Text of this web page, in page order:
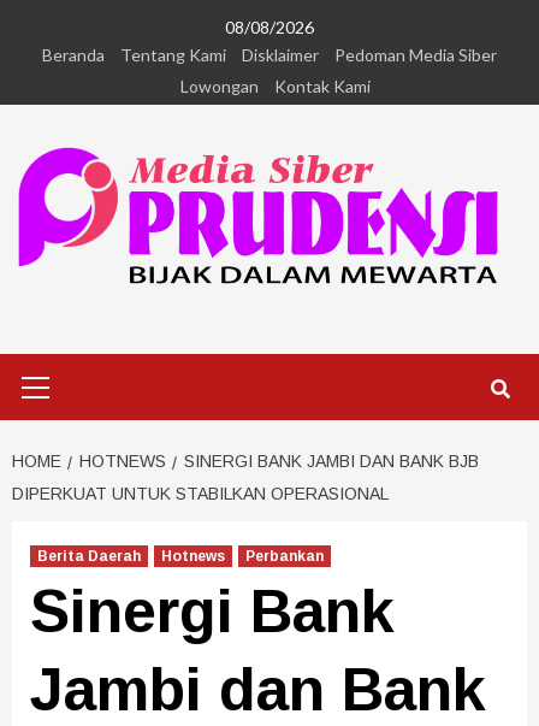
08/08/2026
Beranda
Tentang Kami Disklaimer
Pedoman Media Siber
Lowongan
Kontak Kami
HOME HOTNEWS
SINERGI BANK JAMBI DAN BANK BJB
DIPERKUAT UNTUK STABILKAN OPERASIONAL
Berita Daerah Hotnews Perbankan
Sinergi Bank
Jambi dan Bank